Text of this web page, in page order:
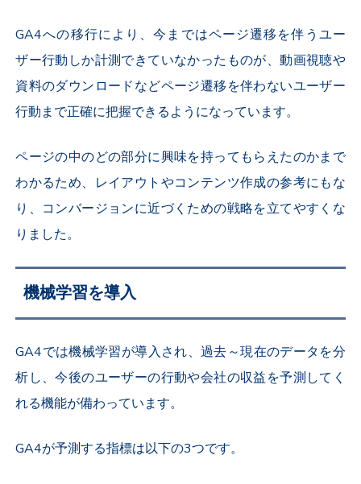
GA4への移行により、今まではページ遷移を伴うユー
ザー行動しか計測できていなかったものが、動画視聴や
資料のダウンロードなどページ遷移を伴わないユーザー
行動まで正確に把握できるようになっています。
ページの中のどの部分に興味を持ってもらえたのかまで
わかるため、レイアウトやコンテンツ作成の参考にもな
り、コンバージョンに近づくための戦略を立てやすくな
りました。
機械学習を導入
GA4では機械学習が導入され、過去～現在のデータを分
析し、今後のユーザーの行動や会社の収益を予測してく
れる機能が備わっています。
GA4が予測する指標は以下の3つです。